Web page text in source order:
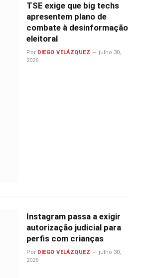
TSE exige que big techs
apresentem plano de
combate à desinformação
eleitoral
Por DIEGO VELÁZQUEZ
julho 30,
2026
Instagram passa a exigir
autorização judicial para
perfis com crianças
Por DIEGO VELÁZQUEZ
julho 30,
2026